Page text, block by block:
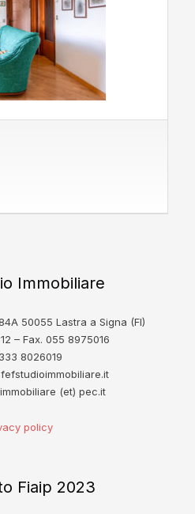
Immobiliare
50055 Lastra a Signa (FI)
– Fax. 055 8975016
8026019
(et) pec.it
policy
Fiaip 2023